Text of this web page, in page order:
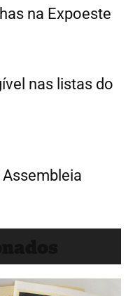
na Expoeste
nas listas do